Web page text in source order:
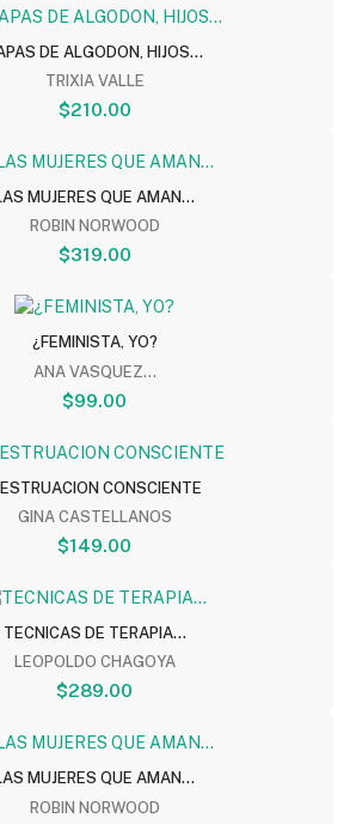
DE ALGODON, HIJOS...
TRIXIA VALLE
$210.00
MUJERES QUE AMAN...
ROBIN NORWOOD
$319.00
¿FEMINISTA, YO?
ANA VASQUEZ...
$99.00
CONSCIENTE
GINA CASTELLANOS
$149.00
TECNICAS DE TERAPIA...
LEOPOLDO CHAGOYA
$289.00
MUJERES QUE AMAN...
ROBIN NORWOOD